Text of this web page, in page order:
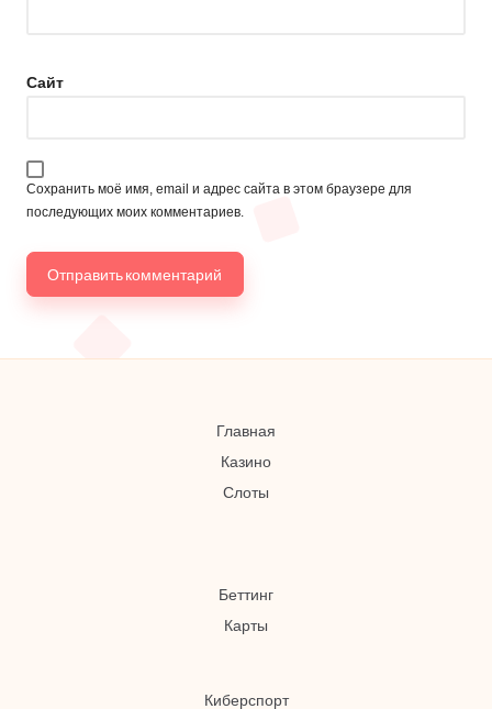
Сайт
Сохранить моё имя, email и адрес сайта в этом браузере для
последующих моих комментариев.
Главная
Казино
Слоты
Беттинг
Карты
Киберспорт